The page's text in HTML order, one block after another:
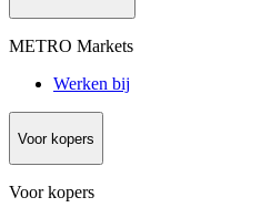
METRO Markets
Werken bij
Voor kopers
Voor kopers